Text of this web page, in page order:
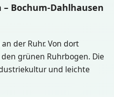
Bochum-Dahlhausen
der Ruhr. Von dort
grünen Ruhrbogen. Die
und leichte